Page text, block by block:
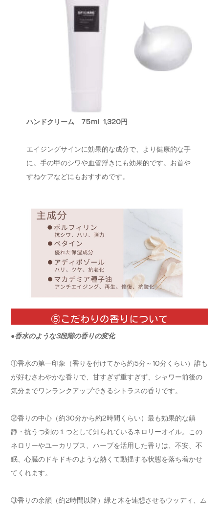
ハンドクリーム 75ml 1,320円
エイジングサインに効果的な成分で、より健康的な手
に。手の甲のシワや血管浮きにも効果的です。お首や
すねケアなどにもおすすめです。
⑤こだわりの香りについて
●香水のような3段階の香りの変化
①香水の第一印象（香りを付けてから約5分～10分くらい）誰も
が好むさわやかな香りで、甘すぎず重すぎず、シャワー前後の
気分までワンランクアップできるシトラスの香りです。
②香りの中心（約30分から約2時間くらい）最も効果的な鎮
静・抗うつ剤の１つとして知られているネロリーオイル。この
ネロリーやユーカリブス、ハーブを活用した香りは、不安、不
眠、心臓のドキドキのような熱くて動揺する状態を落ち着かせ
てくれます。
③香りの余韻（約2時間以降）緑と木を連想させるウッディ、ム